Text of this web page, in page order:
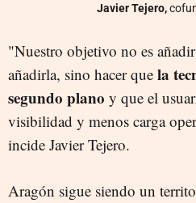
Javier Tejero,
"Nuestro objetivo no es
añadirla, sino hacer que la
segundo plano y que el
visibilidad y menos carga
incide Javier Tejero.
Aragón sigue siendo un